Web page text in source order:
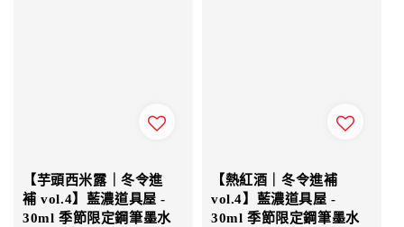
【芋頭西米露｜冬令進
補 vol.4】藍濃道具屋 -
30ml 季節限定鋼筆墨水
【熱紅酒｜冬令進補
vol.4】藍濃道具屋 -
30ml 季節限定鋼筆墨水